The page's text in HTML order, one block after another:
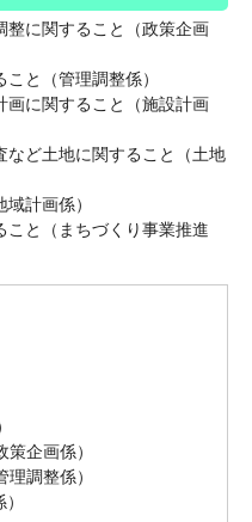
整に関すること（政策企画
と（管理調整係）
画に関すること（施設計画
など土地に関すること（土地
計画係）
こと（まちづくり事業推進
策企画係
理調整係